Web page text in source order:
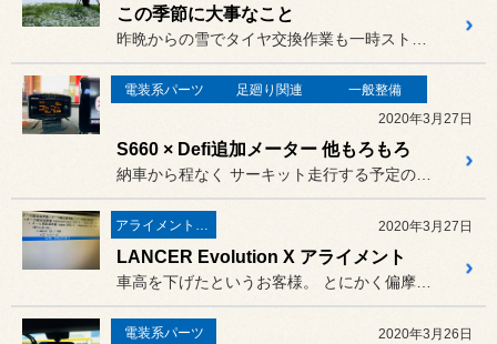
この季節に大事なこと
昨晩からの雪でタイヤ交換作業も一時ストップ。
電装系パーツ 足廻り関連
一般整備
2020年3月27日
S660 × Defi追加メーター 他もろもろ
納車から程なく サーキット走行する予定のオーナー...
アライメント調整 2020年3月27日
LANCER Evolution X アライメント
車高を下げたというお客様。 とにかく偏摩耗を抑えたいとのこと。
電装系パーツ 2020年3月26日